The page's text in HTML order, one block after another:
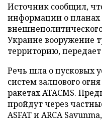
Источник сообщил,
информации о планах
Украине вооружение
территорию, передает
Речь шла о пусковых
систем залпового
ракетах ATACMS.
пройдут через
ASFAT и ARCA